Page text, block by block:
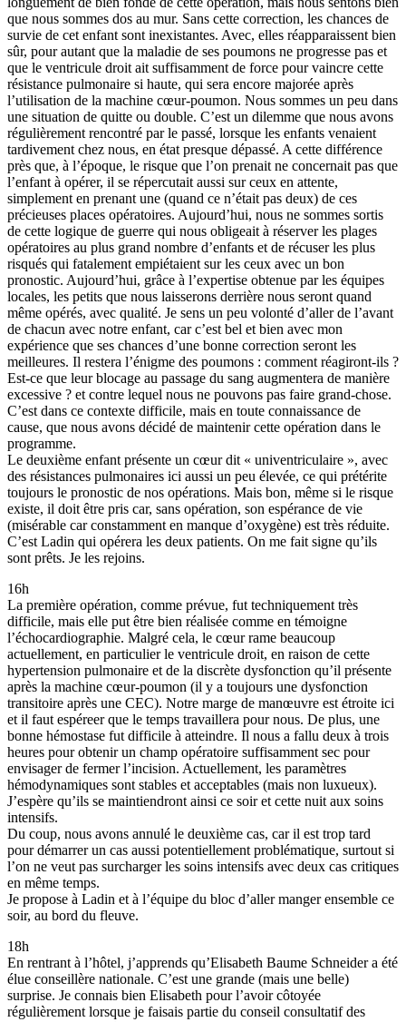
que nous sommes dos au mur. Sans cette correction, les chances de
survie de cet enfant sont inexistantes. Avec, elles réapparaissent bien
sûr, pour autant que la maladie de ses poumons ne progresse pas et
que le ventricule droit ait suffisamment de force pour vaincre cette
résistance pulmonaire si haute, qui sera encore majorée après
l’utilisation de la machine cœur-poumon. Nous sommes un peu dans
une situation de quitte ou double. C’est un dilemme que nous avons
régulièrement rencontré par le passé, lorsque les enfants venaient
tardivement chez nous, en état presque dépassé. A cette différence
près que, à l’époque, le risque que l’on prenait ne concernait pas que
l’enfant à opérer, il se répercutait aussi sur ceux en attente,
simplement en prenant une (quand ce n’était pas deux) de ces
précieuses places opératoires. Aujourd’hui, nous ne sommes sortis
de cette logique de guerre qui nous obligeait à réserver les plages
opératoires au plus grand nombre d’enfants et de récuser les plus
risqués qui fatalement empiétaient sur les ceux avec un bon
pronostic. Aujourd’hui, grâce à l’expertise obtenue par les équipes
locales, les petits que nous laisserons derrière nous seront quand
même opérés, avec qualité. Je sens un peu volonté d’aller de l’avant
de chacun avec notre enfant, car c’est bel et bien avec mon
expérience que ses chances d’une bonne correction seront les
meilleures. Il restera l’énigme des poumons : comment réagiront-ils ?
Est-ce que leur blocage au passage du sang augmentera de manière
excessive ? et contre lequel nous ne pouvons pas faire grand-chose.
C’est dans ce contexte difficile, mais en toute connaissance de
cause, que nous avons décidé de maintenir cette opération dans le
programme.
Le deuxième enfant présente un cœur dit « univentriculaire », avec
des résistances pulmonaires ici aussi un peu élevée, ce qui prétérite
toujours le pronostic de nos opérations. Mais bon, même si le risque
existe, il doit être pris car, sans opération, son espérance de vie
(misérable car constamment en manque d’oxygène) est très réduite.
C’est Ladin qui opérera les deux patients. On me fait signe qu’ils
sont prêts. Je les rejoins.
16h
La première opération, comme prévue, fut techniquement très
difficile, mais elle put être bien réalisée comme en témoigne
l’échocardiographie. Malgré cela, le cœur rame beaucoup
actuellement, en particulier le ventricule droit, en raison de cette
hypertension pulmonaire et de la discrète dysfonction qu’il présente
après la machine cœur-poumon (il y a toujours une dysfonction
transitoire après une CEC). Notre marge de manœuvre est étroite ici
et il faut espéreer que le temps travaillera pour nous. De plus, une
bonne hémostase fut difficile à atteindre. Il nous a fallu deux à trois
heures pour obtenir un champ opératoire suffisamment sec pour
envisager de fermer l’incision. Actuellement, les paramètres
hémodynamiques sont stables et acceptables (mais non luxueux).
J’espère qu’ils se maintiendront ainsi ce soir et cette nuit aux soins
intensifs.
Du coup, nous avons annulé le deuxième cas, car il est trop tard
pour démarrer un cas aussi potentiellement problématique, surtout si
l’on ne veut pas surcharger les soins intensifs avec deux cas critiques
en même temps.
Je propose à Ladin et à l’équipe du bloc d’aller manger ensemble ce
soir, au bord du fleuve.
18h
En rentrant à l’hôtel, j’apprends qu’Elisabeth Baume Schneider a été
élue conseillère nationale. C’est une grande (mais une belle)
surprise. Je connais bien Elisabeth pour l’avoir côtoyée
régulièrement lorsque je faisais partie du conseil consultatif des